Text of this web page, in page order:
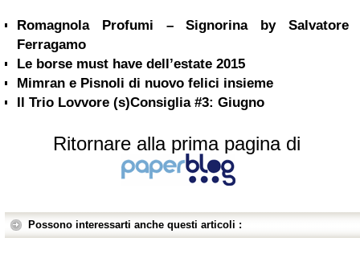
Romagnola Profumi – Signorina by Salvatore
Ferragamo
Le borse must have dell’estate 2015
Mimran e Pisnoli di nuovo felici insieme
Il Trio Lovvore (s)Consiglia #3: Giugno
Ritornare alla prima pagina di
Possono interessarti anche questi articoli :